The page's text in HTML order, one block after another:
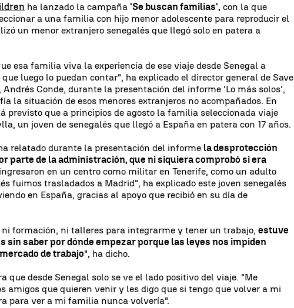
ha lanzado la campaña 'Se buscan familias', con la que
a una familia con hijo menor adolescente para reproducir el
un menor extranjero senegalés que llegó solo en patera a
esa familia viva la experiencia de ese viaje desde Senegal a
luego lo puedan contar", ha explicado el director general de Save
Andrés Conde, durante la presentación del informe 'Lo más solos',
la situación de esos menores extranjeros no acompañados. En
previsto que a principios de agosto la familia seleccionada viaje
un joven de senegalés que llegó a España en patera con 17 años.
relatado durante la presentación del informe la desprotección
parte de la administración, que ni siquiera comprobó si era
en un centro como militar en Tenerife, como un adulto
fuimos trasladados a Madrid", ha explicado este joven senegalés
en España, gracias al apoyo que recibió en su día de
ni formación, ni talleres para integrarme y tener un trabajo,estuve
sin saber por dónde empezar porque las leyes nos impiden
de trabajo", ha dicho.
que desde Senegal solo se ve el lado positivo del viaje. "Me
amigos que quieren venir y les digo que si tengo que volver a mi
para ver a mi familia nunca volvería".